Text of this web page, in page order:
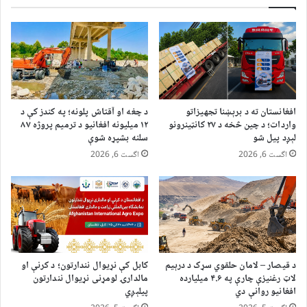
افغانستان ته د برېښنا تجهیزاتو
واردات؛ د چین څخه د ۲۷ کانټینرونو
لېږد پیل شو
اگست 6, 2026
د چغه او آقتاش پلونه؛ په کندز کې د
۱۲ میلیونه افغانیو د ترمیم پروژه ۸۷
سلنه بشپړه شوې
اگست 6, 2026
د قیصار – لامان حلقوي سړک د درېیم
لاټ رغنیزې چارې په ۴.۶ میلیارده
افغانیو روانې دي
کابل کې نړیوال نندارتون؛ د کرنې او
مالدارۍ لومړنی نړیوال نندارتون
پیلېږي